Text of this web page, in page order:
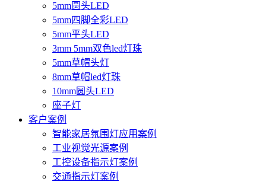
5mm圆头LED
5mm四脚全彩LED
5mm平头LED
3mm 5mm双色led灯珠
5mm草帽头灯
8mm草帽led灯珠
10mm圆头LED
座子灯
客户案例
智能家居氛围灯应用案例
工业视觉光源案例
工控设备指示灯案例
交通指示灯案例